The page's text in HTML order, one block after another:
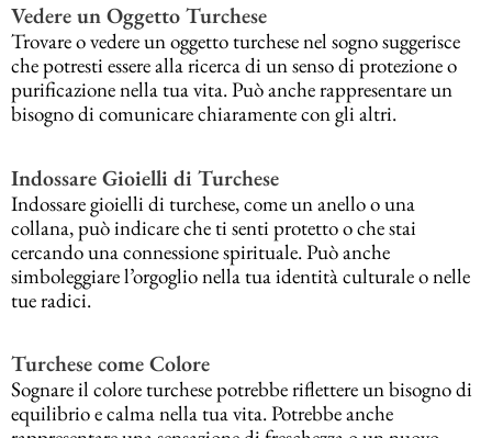
Vedere un Oggetto Turchese
Trovare o vedere un oggetto turchese nel sogno suggerisce
che potresti essere alla ricerca di un senso di protezione o
purificazione nella tua vita. Può anche rappresentare un
bisogno di comunicare chiaramente con gli altri.
Indossare Gioielli di Turchese
Indossare gioielli di turchese, come un anello o una
collana, può indicare che ti senti protetto o che stai
cercando una connessione spirituale. Può anche
simboleggiare l’orgoglio nella tua identità culturale o nelle
tue radici.
Turchese come Colore
Sognare il colore turchese potrebbe riflettere un bisogno di
equilibrio e calma nella tua vita. Potrebbe anche